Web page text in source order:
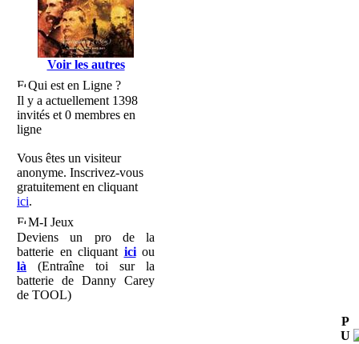
Voir les autres
Qui est en Ligne ?
Il y a actuellement 1398
invités et 0 membres en
ligne
Vous êtes un visiteur
anonyme. Inscrivez-vous
gratuitement en cliquant
ici.
M-I Jeux
Deviens un pro de la
batterie en cliquant iciou
là (Entraîne toi sur la
batterie de Danny Carey
de TOOL)
P
U